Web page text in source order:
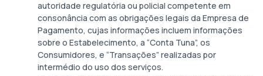
autoridade regulatória ou policial competente em
consonância com as obrigações legais da Empresa de
Pagamento, cujas informações incluem informações
sobre o Estabelecimento, a “Conta Tuna”, os
Consumidores, e “Transações” realizadas por
intermédio do uso dos serviços.